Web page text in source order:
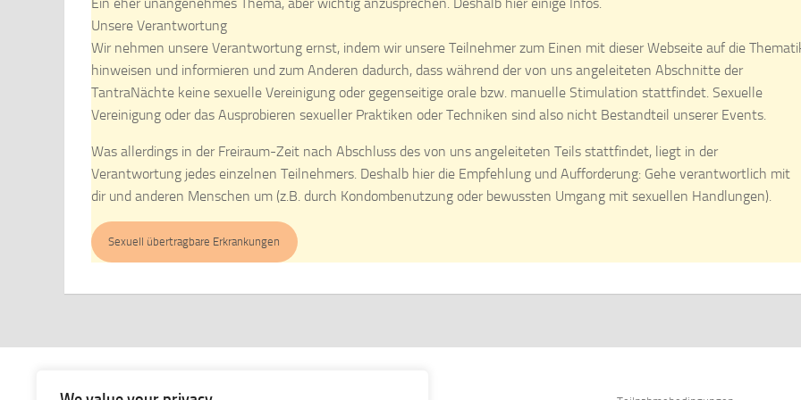
Unsere Verantwortung
Wir nehmen unsere Verantwortung ernst, indem wir unsere Teilnehmer zum Einen mit dieser Webseite auf die
hinweisen und informieren und zum Anderen dadurch, dass während der von uns angeleiteten Abschnitte der
TantraNächte keine sexuelle Vereinigung oder gegenseitige orale bzw. manuelle Stimulation stattfindet. Sexuelle
Vereinigung oder das Ausprobieren sexueller Praktiken oder Techniken sind also nicht Bestandteil unserer Events.
Was allerdings in der Freiraum-Zeit nach Abschluss des von uns angeleiteten Teils stattfindet, liegt in der
Verantwortung jedes einzelnen Teilnehmers. Deshalb hier die Empfehlung und Aufforderung: Gehe verantwortlich mit
dir und anderen Menschen um (z.B. durch Kondombenutzung oder bewussten Umgang mit sexuellen Handlungen).
Sexuell übertragbare Erkrankungen